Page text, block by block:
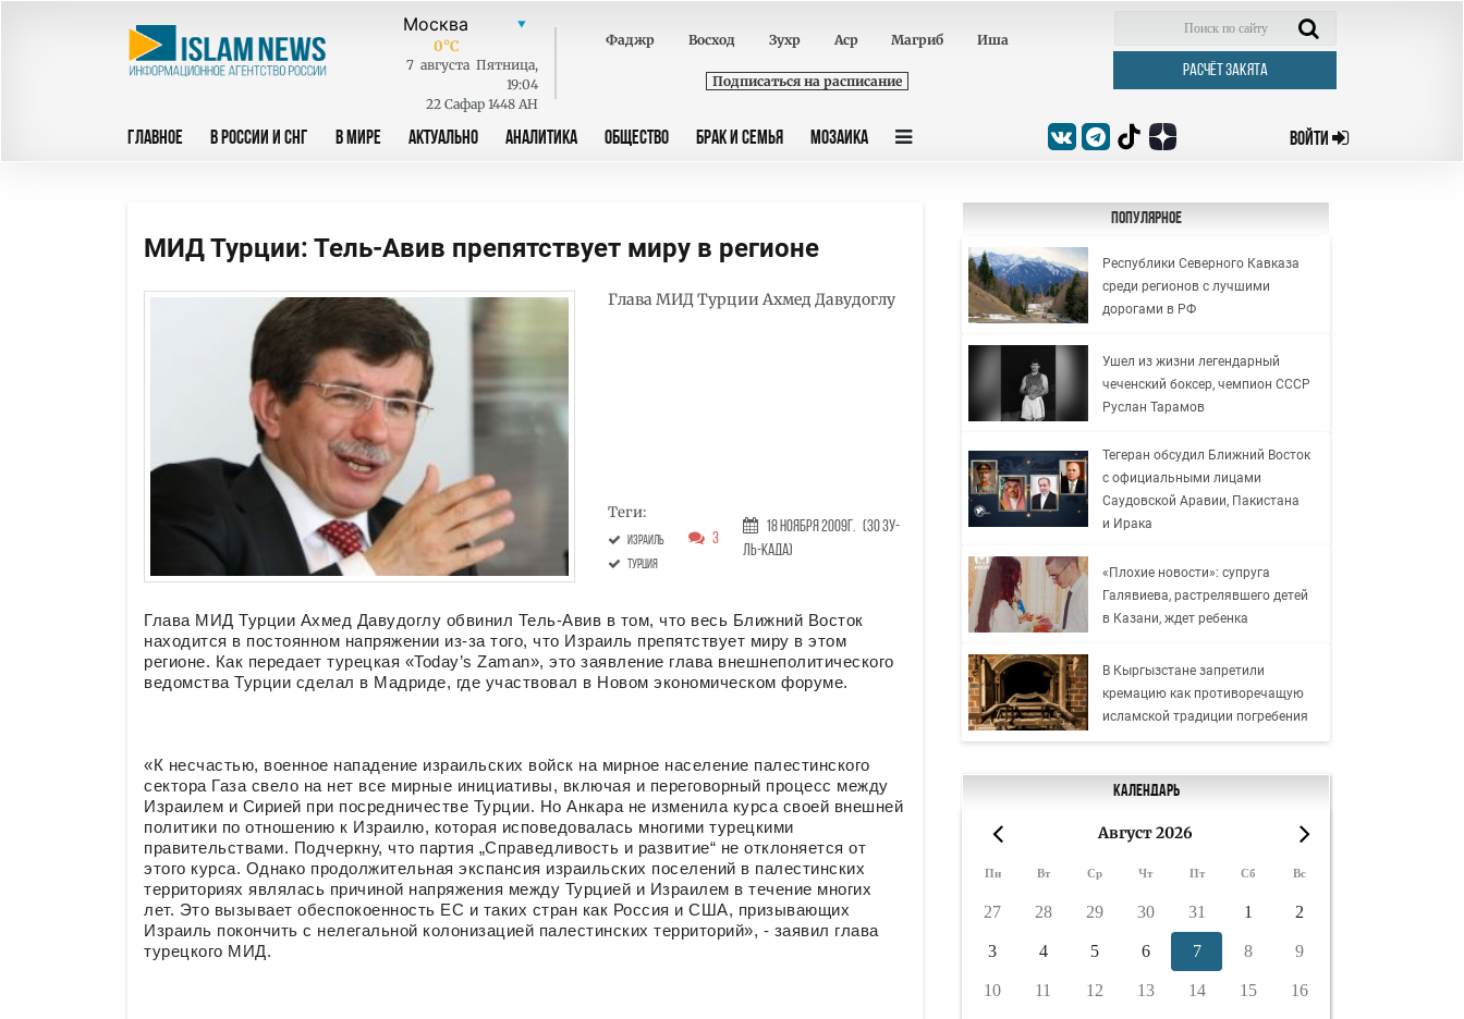
0°C
7 августа Пятница,
19:04
22 Сафар 1448 AH
Фаджр Восход Зухр Аср Магриб Иша
Подписаться на расписание
РАСЧЁТ ЗАКЯТА
ГЛАВНОЕ В РОССИИ И СНГ В МИРЕ АКТУАЛЬНО АНАЛИТИКА ОБЩЕСТВО БРАК И СЕМЬЯ МОЗАИКА ВОЙТИ
МИД Турции: Тель-Авив препятствует миру в регионе
Глава МИД Турции Ахмед Давудоглу
Теги:
Израиль
Турция
3
18 Ноября 2009г. (30 Зу-
ль-када)
Глава МИД Турции Ахмед Давудоглу обвинил Тель-Авив в том, что весь Ближний Восток
находится в постоянном напряжении из-за того, что Израиль препятствует миру в этом
регионе. Как передает турецкая «Today’s Zaman», это заявление глава внешнеполитического
ведомства Турции сделал в Мадриде, где участвовал в Новом экономическом форуме.
«К несчастью, военное нападение израильских войск на мирное население палестинского
сектора Газа свело на нет все мирные инициативы, включая и переговорный процесс между
Израилем и Сирией при посредничестве Турции. Но Анкара не изменила курса своей внешней
политики по отношению к Израилю, которая исповедовалась многими турецкими
правительствами. Подчеркну, что партия „Справедливость и развитие“ не отклоняется от
этого курса. Однако продолжительная экспансия израильских поселений в палестинских
территориях являлась причиной напряжения между Турцией и Израилем в течение многих
лет. Это вызывает обеспокоенность ЕС и таких стран как Россия и США, призывающих
Израиль покончить с нелегальной колонизацией палестинских территорий», - заявил глава
турецкого МИД.
Популярное
Республики Северного Кавказа
среди регионов с лучшими
дорогами в РФ
Ушел из жизни легендарный
чеченский боксер, чемпион СССР
Руслан Тарамов
Тегеран обсудил Ближний Восток
с официальными лицами
Саудовской Аравии, Пакистана
и Ирака
«Плохие новости»: супруга
Галявиева, растрелявшего детей
в Казани, ждет ребенка
В Кыргызстане запретили
кремацию как противоречащую
исламской традиции погребения
Календарь
Август 2026
Пн Вт Ср Чт Пт Сб Вс
27 28 29 30 31 1 2
3 4 5 6 7 8 9
10 11 12 13 14 15 16